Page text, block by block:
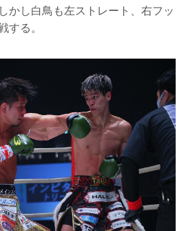
かし白鳥も左ストレート、右フッ
する。